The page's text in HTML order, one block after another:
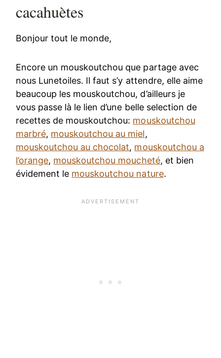
cacahuètes
Bonjour tout le monde,
Encore un mouskoutchou que partage avec
nous Lunetoiles. Il faut s’y attendre, elle aime
beaucoup les mouskoutchou, d’ailleurs je
vous passe là le lien d’une belle selection de
recettes de mouskoutchou: mouskoutchou
marbré, mouskoutchou au miel,
mouskoutchou au chocolat, mouskoutchou a
l’orange, mouskoutchou moucheté, et bien
évidement le mouskoutchou nature.